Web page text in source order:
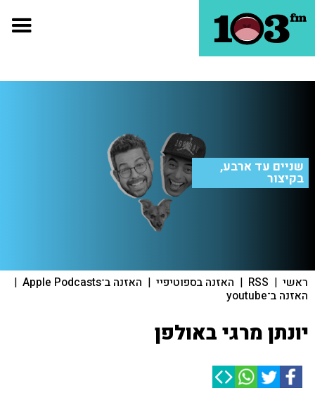
שניים עד ארבע,
בקיצור
ראשי |
RSS
| האזנה בספוטיפיי | האזנה ב־Apple Podcasts |
האזנה ב־youtube
יונתן מרגי באולפן